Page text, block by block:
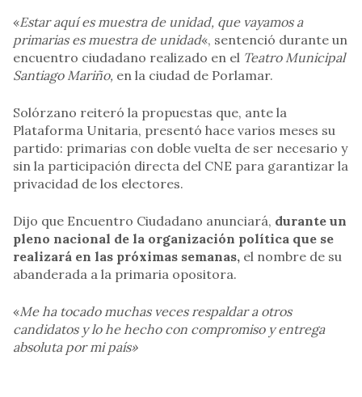
«Estar aquí es muestra de unidad, que vayamos a
primarias es muestra de unidad«, sentenció durante un
encuentro ciudadano realizado en el Teatro Municipal
Santiago Mariño, en la ciudad de Porlamar.
Solórzano reiteró la propuestas que, ante la
Plataforma Unitaria, presentó hace varios meses su
partido: primarias con doble vuelta de ser necesario y
sin la participación directa del CNE para garantizar la
privacidad de los electores.
Dijo que Encuentro Ciudadano anunciará, durante un
pleno nacional de la organización política que se
realizará en las próximas semanas, el nombre de su
abanderada a la primaria opositora.
«Me ha tocado muchas veces respaldar a otros
candidatos y lo he hecho con compromiso y entrega
absoluta por mi país»